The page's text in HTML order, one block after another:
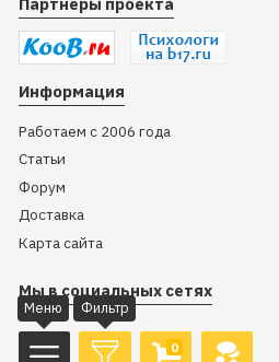
Информация
Работаем с 2006 года
Статьи
Форум
Доставка
Карта сайта
Мы в социальных сетях
Меню Фильтр
0